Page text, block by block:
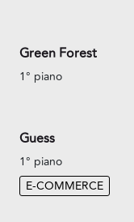
Green Forest
1° piano
Guess
1° piano
E-COMMERCE